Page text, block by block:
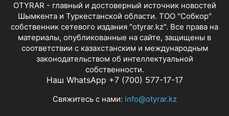
OTYRAR - главный и достоверный источник новостей
Шымкента и Туркестанской области. ТОО "Собкор"
собственник сетевого издания "otyrar.kz". Все права на
материалы, опубликованные на сайте, защищены в
соответствии с казахстанским и международным
законодательством об интеллектуальной
собственности.
Наш WhatsApp +7 (700) 577-17-17
Свяжитесь с нами: info@otyrar.kz